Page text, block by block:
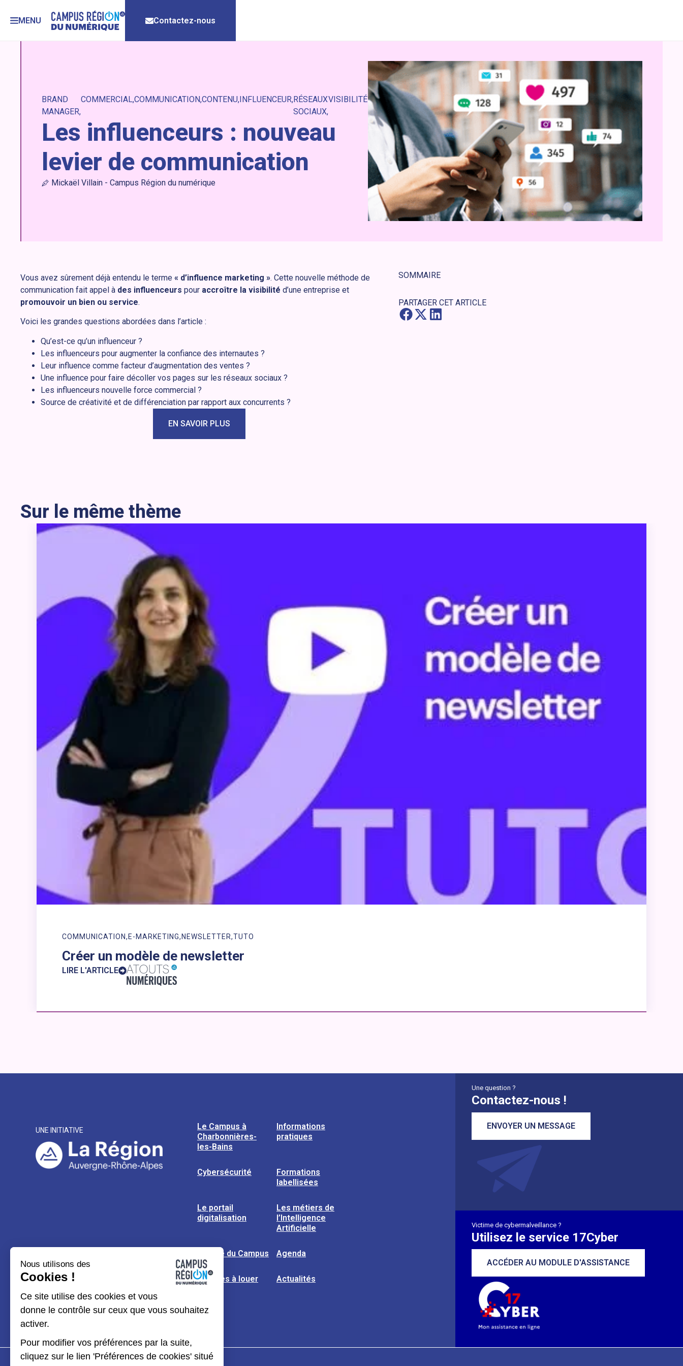
MENU Contactez-nous
BRAND
MANAGER
COMMERCIALCOMMUNICATIONCONTENU INFLUENCEUR RÉSEAUX
SOCIAUX
VISIBILITÉ
Les influenceurs : nouveau
levier de communication
Mickaël Villain - Campus Région du numérique
Vous avez sûrement déjà entendu le terme « d’influence marketing ». Cette nouvelle méthode de
communication fait appel à des influenceurs pour accroître la visibilité d’une entreprise et
promouvoir un bien ou service.
Voici les grandes questions abordées dans l’article :
Qu’est-ce qu’un influenceur ?
Les influenceurs pour augmenter la confiance des internautes ?
Leur influence comme facteur d’augmentation des ventes ?
Une influence pour faire décoller vos pages sur les réseaux sociaux ?
Les influenceurs nouvelle force commercial ?
Source de créativité et de différenciation par rapport aux concurrents ?
EN SAVOIR PLUS
SOMMAIRE
PARTAGER CET ARTICLE
Sur le même thème
COMMUNICATION E-MARKETING NEWSLETTER TUTO
Créer un modèle de newsletter
LIRE L'ARTICLE
UNE INITIATIVE
Le Campus à
Charbonnières-
les-Bains
Informations
pratiques
Cybersécurité
Formations
labellisées
Le portail
digitalisation
Les métiers de
l’Intelligence
Artificielle
L’usine du Campus Agenda
Espaces à louer Actualités
Une question ?
Contactez-nous !
ENVOYER UN MESSAGE
Victime de cybermalveillance ?
Utilisez le service 17Cyber
ACCÉDER AU MODULE D'ASSISTANCE
Nous utilisons des
Cookies !
Ce site utilise des cookies et vous
donne le contrôle sur ceux que vous souhaitez
activer.
Pour modifier vos préférences par la suite,
cliquez sur le lien 'Préférences de cookies' situé